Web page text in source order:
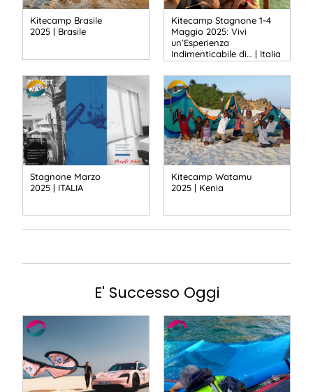
Kitecamp Brasile
2025 | Brasile
Kitecamp Stagnone 1-4
Maggio 2025: Vivi
un’Esperienza
Indimenticabile di… | Italia
Stagnone Marzo
2025 | ITALIA
Kitecamp Watamu
2025 | Kenia
E' Successo Oggi